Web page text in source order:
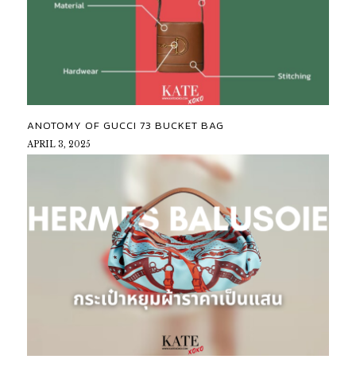
ANOTOMY OF GUCCI 73 BUCKET BAG
APRIL 3, 2025